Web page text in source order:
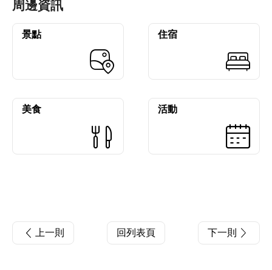
周邊資訊
景點 住宿
美食 活動
上一則 回列表頁 下一則